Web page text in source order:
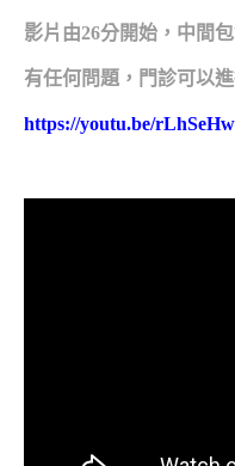
影片由26分開始，中間
有任何問題，門診可以
https://youtu.be/